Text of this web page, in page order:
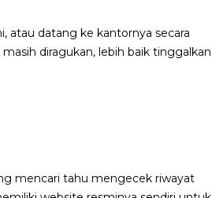
atau datang ke kantornya secara
diragukan, lebih baik tinggalkan
mencari tahu mengecek riwayat